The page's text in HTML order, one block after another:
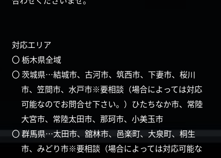
対応エリア
〇 栃木県全域
〇 茨城県…結城市、古河市、筑西市、下妻市、桜川
市、笠間市、水戸市※要相談（場合によっては対応
可能なのでお問合せ下さい。）ひたちなか市、常陸
大宮市、常陸太田市、那珂市、小美玉市
〇 群馬県…太田市、舘林市、邑楽町、大泉町、桐生
市、みどり市※要相談（場合によっては対応可能な